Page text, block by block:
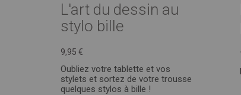
L'art du dessin au
stylo bille
9,95 €
Oubliez votre tablette et vos
stylets et sortez de votre trousse
quelques stylos à bille !